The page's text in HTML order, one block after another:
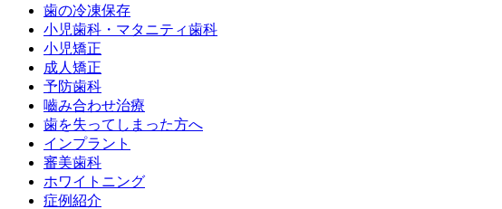
歯の冷凍保存
小児歯科・マタニティ歯科
小児矯正
成人矯正
予防歯科
嚙み合わせ治療
歯を失ってしまった方へ
インプラント
審美歯科
ホワイトニング
症例紹介